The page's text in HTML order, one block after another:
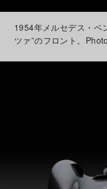
1954年メルセデス・ベ
ツァ”のフロント。